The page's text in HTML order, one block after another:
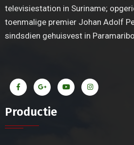
televisiestation in Suriname;
toenmalige premier Johan Adolf
sindsdien gehuisvest in
Productie